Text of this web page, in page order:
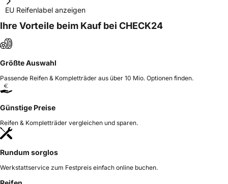
EU Reifenlabel anzeigen
Ihre Vorteile beim Kauf bei CHECK24
Größte Auswahl
Passende Reifen & Kompletträder aus über 10 Mio. Optionen finden.
Günstige Preise
Reifen & Kompletträder vergleichen und sparen.
Rundum sorglos
Werkstattservice zum Festpreis einfach online buchen.